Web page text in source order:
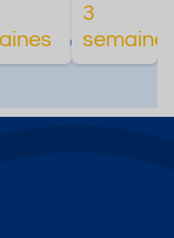
Plus
d'informations
3